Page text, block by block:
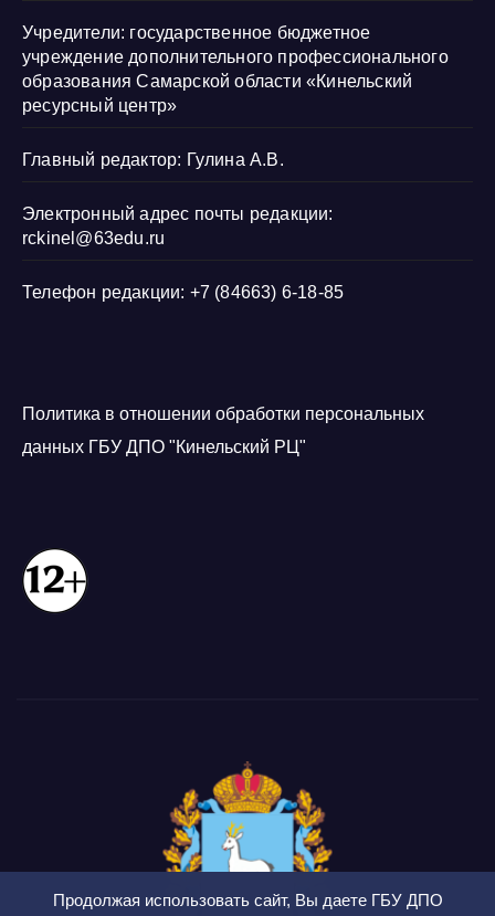
Продолжая использовать сайт, Вы даете ГБУ ДПО
Учредители: государственное бюджетное
учреждение дополнительного профессионального
образования Самарской области «Кинельский
ресурсный центр»
Главный редактор: Гулина А.В.
Электронный адрес почты редакции:
rckinel@63edu.ru
Телефон редакции: +7 (84663) 6-18-85
Политика в отношении обработки персональных
данных ГБУ ДПО "Кинельский РЦ"